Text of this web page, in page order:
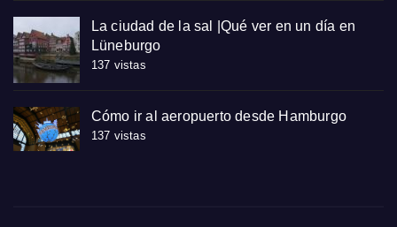
La ciudad de la sal |Qué ver en un día en
Lüneburgo
137 vistas
Cómo ir al aeropuerto desde Hamburgo
137 vistas